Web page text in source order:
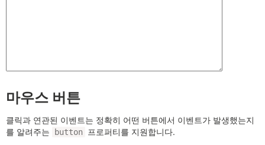
마우스 버튼
클릭과 연관된 이벤트는 정확히 어떤 버튼에서 이벤트가 발생했는지
를 알려주는
button 프로퍼티를 지원합니다.